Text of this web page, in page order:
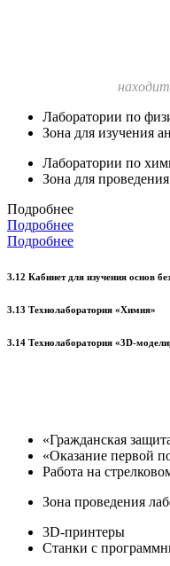
Лаборатории по
Зона для изучения
Лаборатории по
Зона для
Подробнее
Подробнее
Подробнее
3.12 Кабинет для изучения основ
3.13 Технолаборатория «Химия»
3.14 Технолаборатория «3D-
«Гражданская
«Оказание первой
Работа на
Зона проведения
3D-принтеры
Станки с